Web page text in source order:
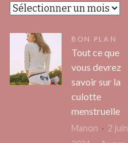
Archives
BON PLAN
Tout ce que
vous devrez
savoir sur la
culotte
menstruelle
Manon
2 juin